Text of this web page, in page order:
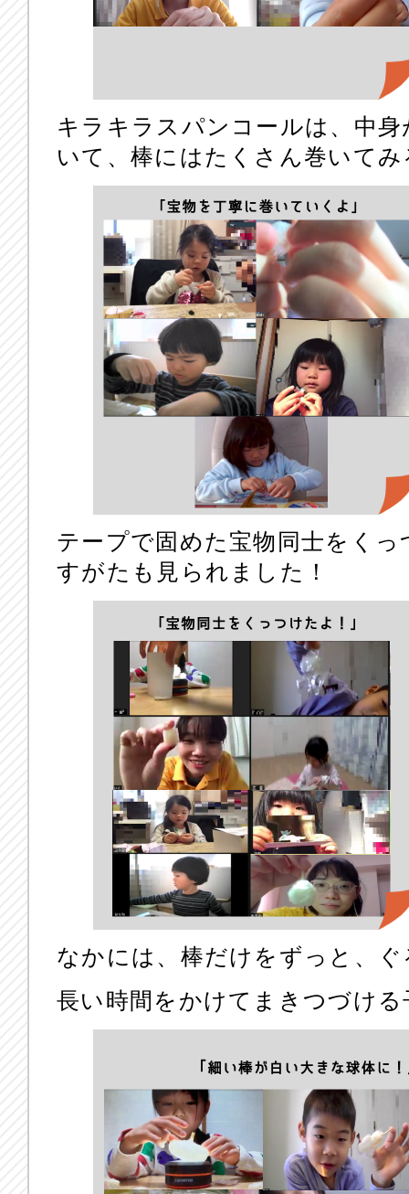
キラキラスパンコールは、中
いて、棒にはたくさん巻いてみ
テープで固めた宝物同士をく
すがたも見られました！
なかには、棒だけをずっと、
長い時間をかけてまきつづける